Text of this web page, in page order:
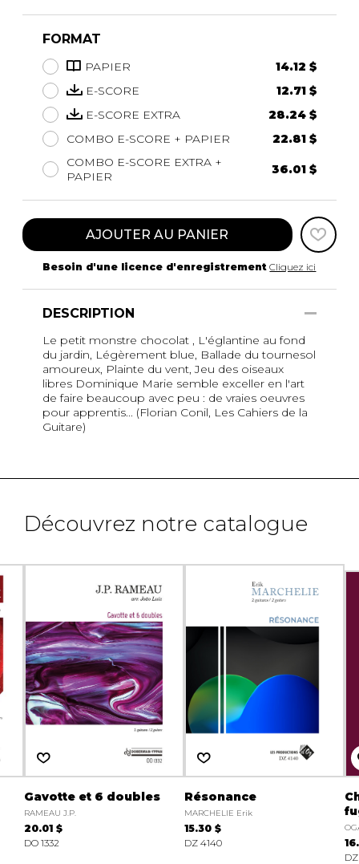
FORMAT
PAPIER
14.12 $
E-SCORE
12.71 $
E-SCORE EXTRA
28.24 $
COMBO E-SCORE + PAPIER
22.81 $
COMBO E-SCORE EXTRA +
PAPIER
36.01 $
AJOUTER AU PANIER
Besoin d'une licence d'enregistrement Cliquez ici
DESCRIPTION
Le petit monstre chocolat , L'églantine au fond
du jardin, Légèrement blue, Ballade du tournesol
amoureux, Plainte du vent, Jeu des oiseaux
libres Dominique Marie semble exceller en l'art
de faire beaucoup avec peu : de vraies oeuvres
pour apprentis... (Florian Conil, Les Cahiers de la
Guitare)
Découvrez notre catalogue
Gavotte et 6 doubles
RAMEAU J.P.
20.01 $
DO 1332
Résonance
MARCHELIE Erik
15.30 $
DZ 4140
DZ